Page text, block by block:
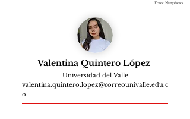
Foto: Nurphoto
Valentina Quintero López
Universidad del Valle
valentina.quintero.lopez@correounivalle.edu.c
o